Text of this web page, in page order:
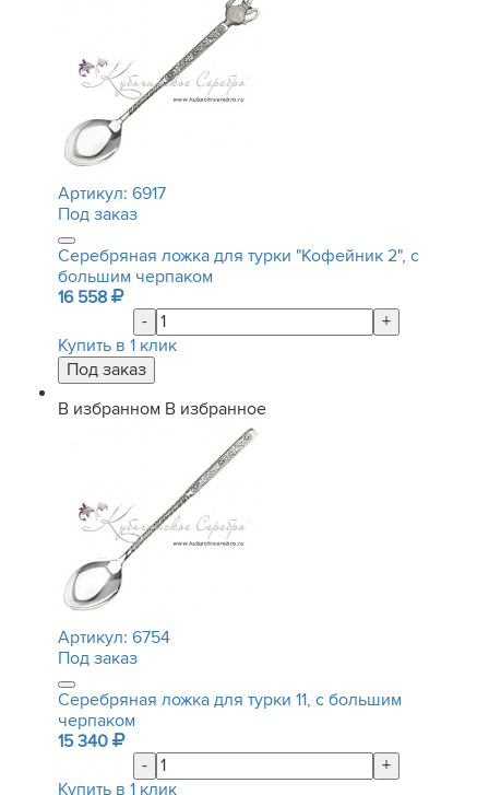
Артикул: 6917
Под заказ
Серебряная ложка для турки "Кофейник 2", с
большим черпаком
16 558
-
+
Купить в 1 клик
В избранном В избранное
Артикул: 6754
Под заказ
Серебряная ложка для турки 11, с большим
черпаком
15 340
-
+
Купить в 1 клик